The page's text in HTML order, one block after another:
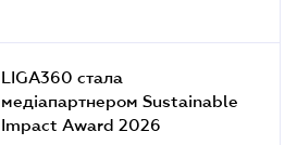
LIGA360 стала
медіапартнером Sustainable
Impact Award 2026